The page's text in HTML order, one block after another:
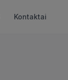
Kontaktai